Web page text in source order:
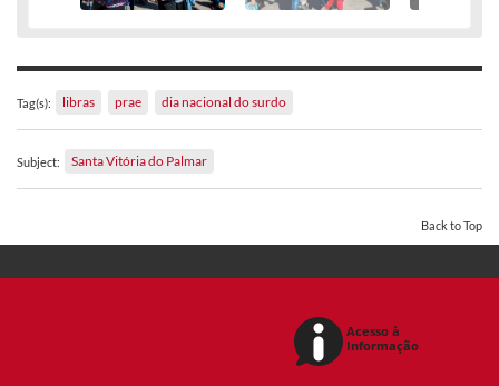
Tag(s): libras prae dia nacional do surdo
Subject: Santa Vitória do Palmar
Back to Top